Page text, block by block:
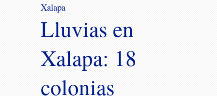
Xalapa
Lluvias en
Xalapa: 18
colonias